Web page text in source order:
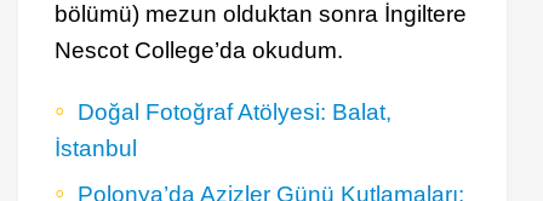
bölümü) mezun olduktan sonra İngiltere
Nescot College’da okudum.
Doğal Fotoğraf Atölyesi: Balat,
İstanbul
Polonya’da Azizler Günü Kutlamaları: